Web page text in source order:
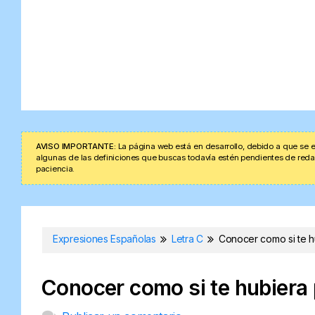
AVISO IMPORTANTE: La página web está en desarrollo, debido a que
algunas de las definiciones que buscas todavía estén pendientes de
paciencia.
Expresiones Españolas Letra C Conocer como si te
Conocer como si te hubiera